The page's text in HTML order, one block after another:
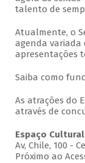
talento de
Atualmente, o
agenda variada
apresentações
Saiba como
As atrações do
através de
Espaço Cultural
Av, Chile, 100 -
Próximo ao